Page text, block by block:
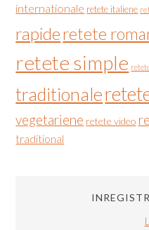
internationale retete italiene
rapideretete
retete simple
traditionale
vegetariene retete video
traditional